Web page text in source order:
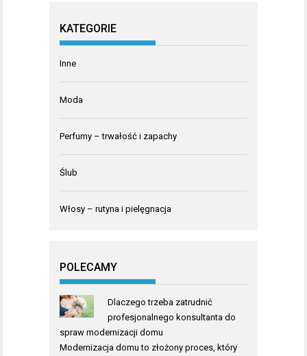
KATEGORIE
Inne
Moda
Perfumy – trwałość i zapachy
Ślub
Włosy – rutyna i pielęgnacja
POLECAMY
Dlaczego trzeba zatrudnić
profesjonalnego konsultanta do
spraw modernizacji domu
Modernizacja domu to złożony proces, który